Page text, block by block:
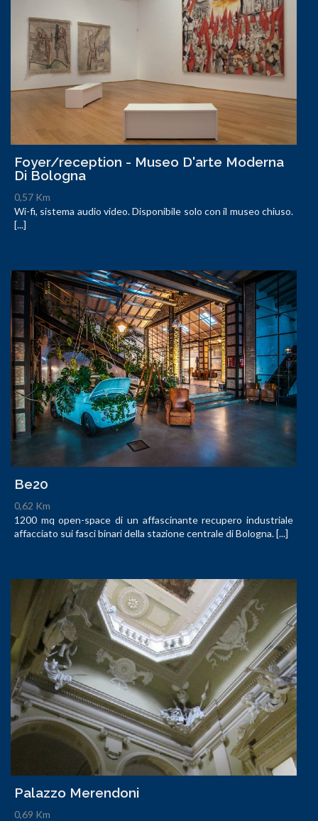
Foyer/reception - Museo D'arte Moderna
Di Bologna
0,57 Km
Wi-fi, sistema audio video. Disponibile solo con il museo chiuso.
[...]
Be20
0,62 Km
1200 mq open-space di un affascinante recupero industriale
affacciato sui fasci binari della stazione centrale di Bologna. [...]
Palazzo Merendoni
0,69 Km